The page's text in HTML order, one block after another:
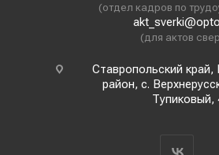
(отдел кадров по
(для актов
Ставропольский край,
район, с.
Тупиковый,